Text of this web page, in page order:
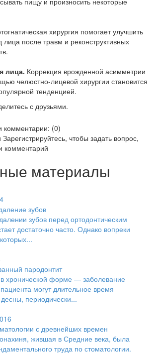
хирургия помогает улучшить
после травм и реконструктивных
лица. Коррекция врожденной асимметрии
челюстно-лицевой хирургии становится
тенденцией.
с друзьями.
комментарии: (0)
Зарегистрируйтесь, чтобы задать вопрос,
комментарий
материалы
зубов
зубов перед ортодонтическим
достаточно часто. Однако вопреки
пародонтит
хронической форме — заболевание
могут длительное время
десны, периодически...
с древнейших времен
жившая в Средние века, была
труда по стоматологии.